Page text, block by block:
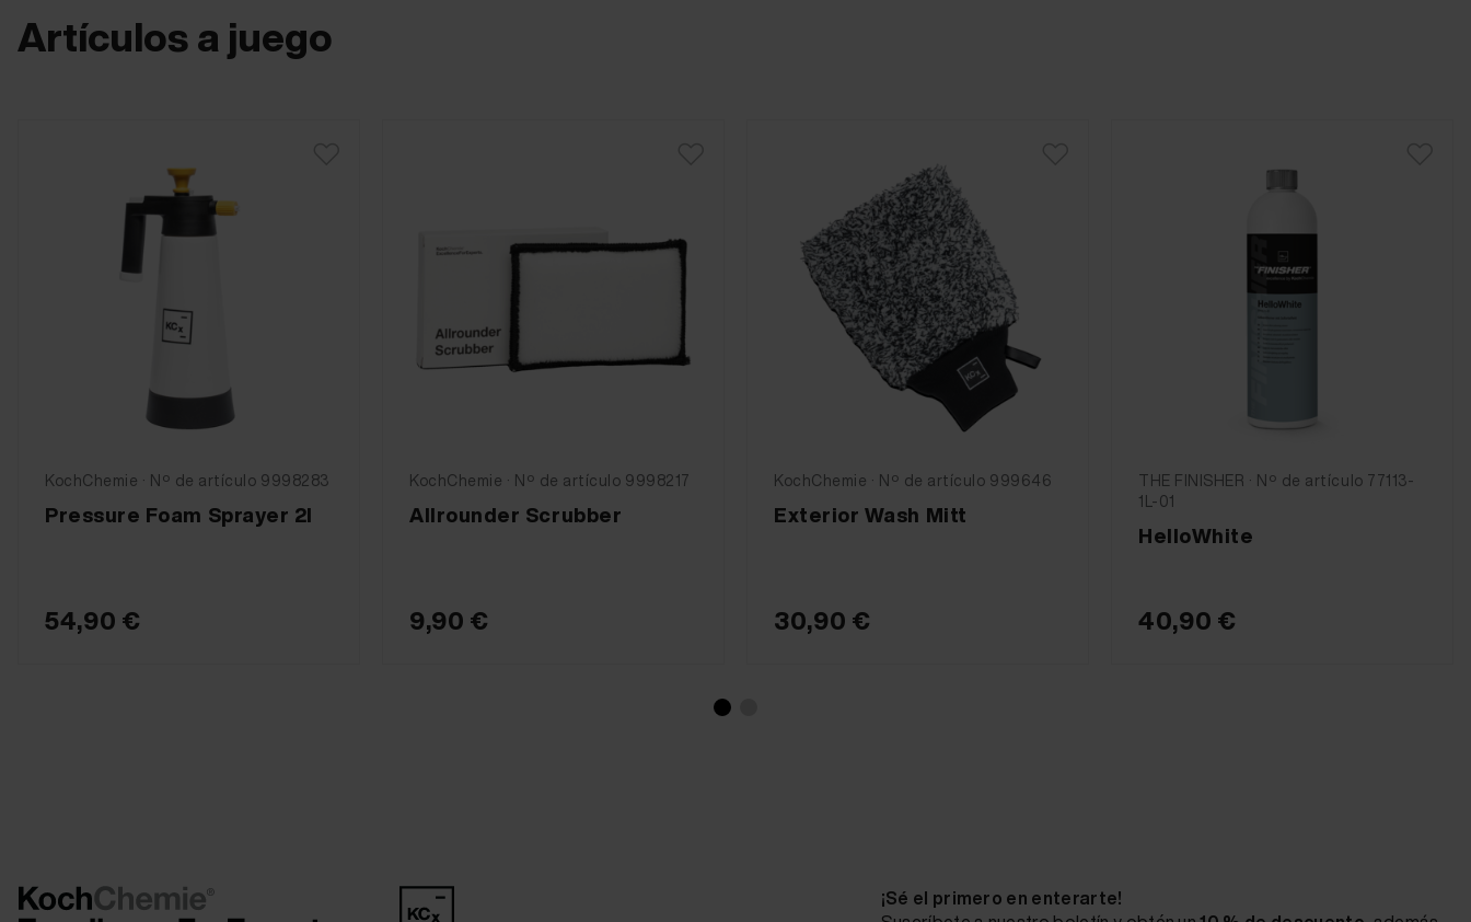
Artículos a juego
KochChemie · Nº de artículo 9998283
Pressure Foam Sprayer 2l
54,90 €
KochChemie · Nº de artículo 9998217
Allrounder Scrubber
9,90 €
KochChemie · Nº de artículo 999646
Exterior Wash Mitt
30,90 €
THE FINISHER · Nº de artículo 77113-
1L-01
HelloWhite
40,90 €
¡Sé el primero en enterarte!